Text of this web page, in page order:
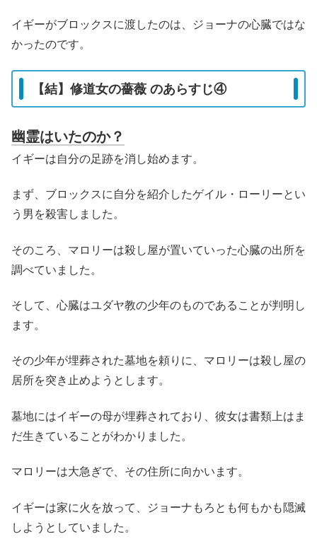
イギーがブロックスに渡したのは、ジョーナの心臓ではな
かったのです。
【結】修道女の薔薇 のあらすじ④
幽霊はいたのか？
イギーは自分の足跡を消し始めます。
まず、ブロックスに自分を紹介したゲイル・ローリーとい
う男を殺害しました。
そのころ、マロリーは殺し屋が置いていった心臓の出所を
調べていました。
そして、心臓はユダヤ教の少年のものであることが判明し
ます。
その少年が埋葬された墓地を頼りに、マロリーは殺し屋の
居所を突き止めようとします。
墓地にはイギーの母が埋葬されており、彼女は書類上はま
だ生きていることがわかりました。
マロリーは大急ぎで、その住所に向かいます。
イギーは家に火を放って、ジョーナもろとも何もかも隠滅
しようとしていました。